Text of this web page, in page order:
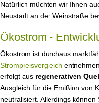
Natürlich müchten wir Ihnen
Neustadt an der Weinstraße
Ökostrom -
Ökostrom ist durchaus
Strompreisvergleich
erfolgt aus regenerativen
Ausgleich für die Emißion von
neutralisiert. Allerdings können